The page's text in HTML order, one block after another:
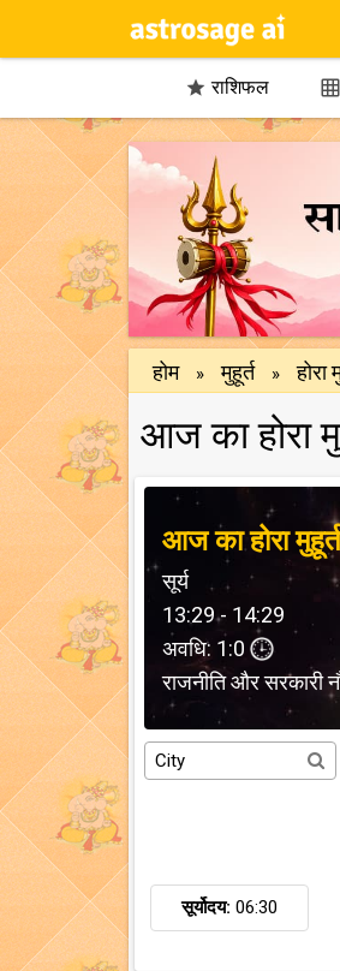
 राशिफल 
होम » मुहूर्त » होरा
आज का होरा
आज का होरा मुहूर्त
सूर्य
13:29 - 14:29
अवधि: 1:0
राजनीति और सरकारी
सूर्योदय: 06:30